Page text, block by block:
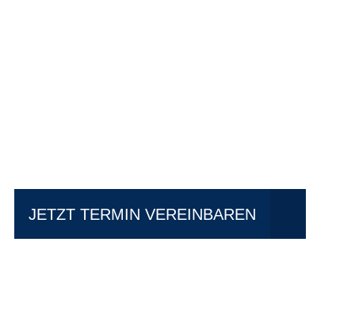
JETZT TERMIN VEREINBAREN